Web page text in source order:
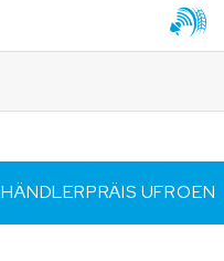
HÄNDLERPRÄIS UFROEN